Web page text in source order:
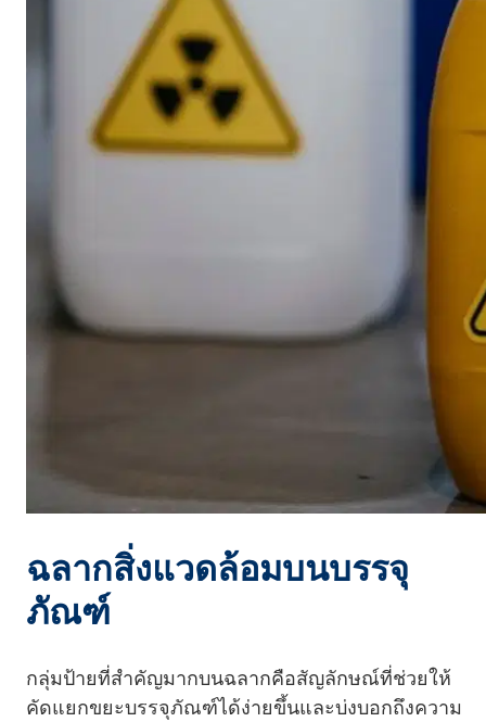
ฉลากสิ่งแวดล้อมบนบรรจุ
ภัณฑ์
กลุ่มป้ายที่สำคัญมากบนฉลากคือสัญลักษณ์ที่ช่วยให้
คัดแยกขยะบรรจุภัณฑ์ได้ง่ายขึ้นและบ่งบอกถึงความ